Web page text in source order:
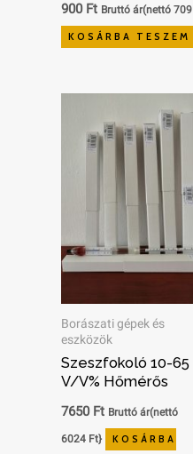
900 Ft Bruttó ár(nettó709
KOSÁRBA TESZEM
Borászati gépek és
eszközök
Szeszfokoló 10-65
V/v% Hőmérős
7650 Ft Bruttó ár(nettó
6024 Ft} KOSÁRBA